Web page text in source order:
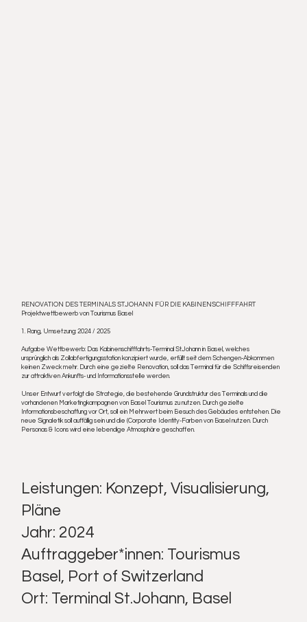
RENOVATION DES TERMINALS ST.JOHANN FÜR DIE KABINENSCHIFFFAHRT
Projektwettbewerb von Tourismus Basel
1. Rang, Umsetzung: 2024 / 2025
Aufgabe Wettbewerb: Das Kabinenschifffahrts-Terminal St.Johann in Basel, welches
ursprünglich als Zollabfertigungsstation konzipiert wurde, erfüllt seit dem Schengen-Abkommen
keinen Zweck mehr. Durch eine gezielte Renovation, soll das Terminal für die Schiffsreisenden
zur attraktiven Ankunfts- und Informationsstelle werden.
Unser Entwurf verfolgt die Strategie, die bestehende Grundstruktur des Terminals und die
vorhandenen Marketingkampagnen von Basel Tourismus zu nutzen. Durch gezielte
Informationsbeschaffung vor Ort, soll ein Mehrwert beim Besuch des Gebäudes entstehen. Die
neue Signaletik soll auffällig sein und die (Corporate Identity-Farben von Basel nutzen. Durch
Personas & Icons wird eine lebendige Atmosphäre geschaffen.
Leistungen: Konzept, Visualisierung,
Pläne
Jahr: 2024
Auftraggeber*innen: Tourismus
Basel, Port of Switzerland
Ort: Terminal St.Johann, Basel